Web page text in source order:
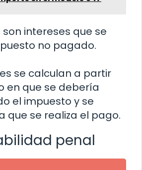
intereses que se
no pagado.
se calculan a partir
en que se debería
el impuesto y se
que se realiza el pago.
penal